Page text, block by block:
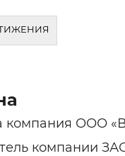
компания ООО
компании